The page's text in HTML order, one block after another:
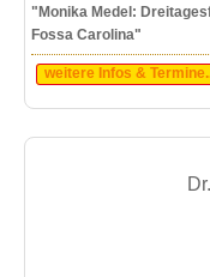
"Monika Medel:
Fossa Carolina"
weitere Infos &